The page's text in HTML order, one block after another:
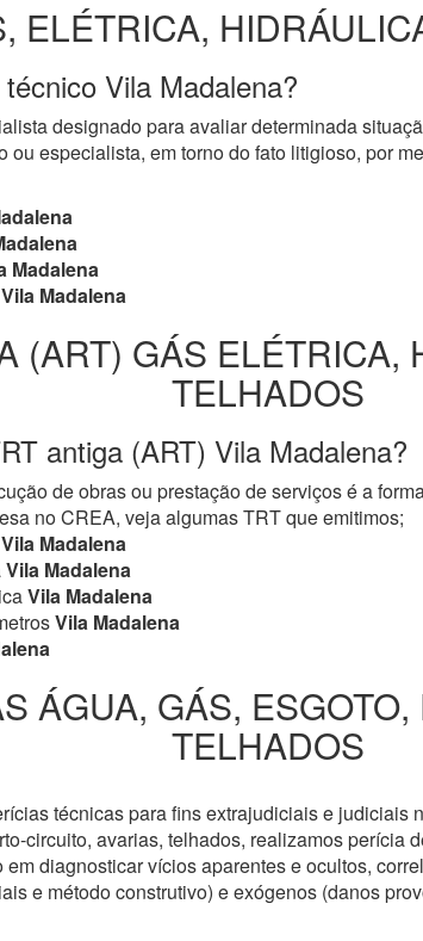
ELÉTRICA,
Vila Madalena?
designado para avaliar determinada
especialista, em torno do fato litigioso, por
Madalena
Vila Madalena
(ART) GÁS
TELHADOS
antiga (ART) Vila Madalena?
de obras ou prestação de serviços é a
no CREA, veja algumas TRT que emitimos;
Vila Madalena
Vila Madalena
Vila Madalena
Vila Madalena
ÁGUA, GÁS,
TELHADOS
técnicas para fins extrajudiciais e judiciais
circuito, avarias, telhados, realizamos perícia
em diagnosticar vícios aparentes e ocultos,
e método construtivo) e exógenos (danos